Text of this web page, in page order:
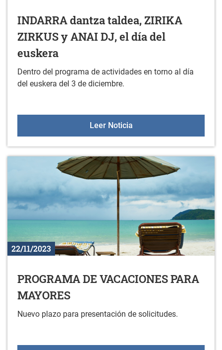
INDARRA dantza taldea, ZIRIKA
ZIRKUS y ANAI DJ, el día del
euskera
Dentro del programa de actividades en torno al día
del euskera del 3 de diciembre.
Leer NoticiaINDARRA dantza taldea,
22/11/2023
PROGRAMA DE VACACIONES PARA
MAYORES
Nuevo plazo para presentación de solicitudes.